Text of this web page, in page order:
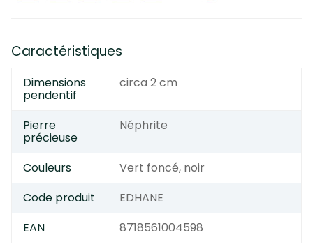
Caractéristiques
Dimensions
pendentif
circa 2 cm
Pierre
précieuse
Néphrite
Couleurs
Vert foncé, noir
Code produit
EDHANE
EAN
8718561004598